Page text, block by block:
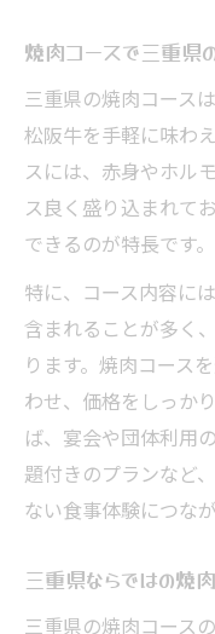
焼肉コースで三重県
三重県の焼肉コース
松阪牛を手軽に味わ
スには、赤身やホル
ス良く盛り込まれて
できるのが特長です。
特に、コース内容に
含まれることが多く
ります。焼肉コース
わせ、価格をしっか
ば、宴会や団体利用
題付きのプランなど
ない食事体験につなが
三重県ならではの焼
三重県の焼肉コース